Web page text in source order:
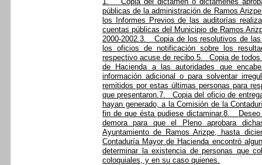
públicas de la administración de Ramos
los Informes Previos de las auditorías
cuentas públicas del Municipio de Ramos
2000-2002.3.
Copia de los resolutivos de
los oficios de notificación sobre los
respectivo acuse de recibo.5.
Copia de
de Hacienda a las autoridades que
información adicional o para solventar
remitidos por estas últimas personas para
que presentaron.7.
Copia del oficio de
hayan generado, a la Comisión de la
fin de que ésta pudiese dictaminar.8.
demora para que el Pleno aprobara
Ayuntamiento de Ramos Arizpe, hasta
Contaduría Mayor de Hacienda encontró
determinar la existencia de personas que
coloquiales, y en su caso quienes.